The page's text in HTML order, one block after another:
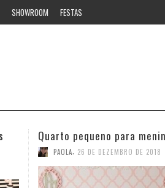
SHOWROOM FESTAS
Ideias estilosas para o
PAOLA 12 DE NOVEMBRO DE 2018